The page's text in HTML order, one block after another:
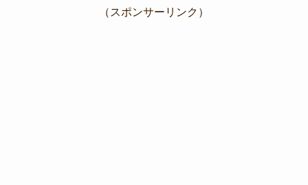
（スポンサーリンク）